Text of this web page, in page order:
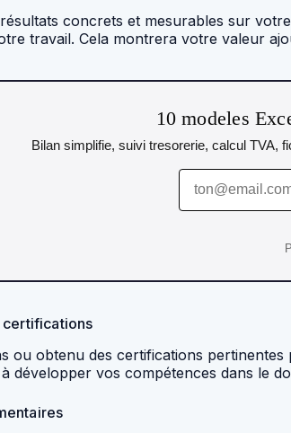
concrets et mesurables sur
travail. Cela montrera votre valeur
10 modeles
Bilan simplifie, suivi tresorerie, calcul TVA,
certifications
ou obtenu des certifications
développer vos compétences dans le